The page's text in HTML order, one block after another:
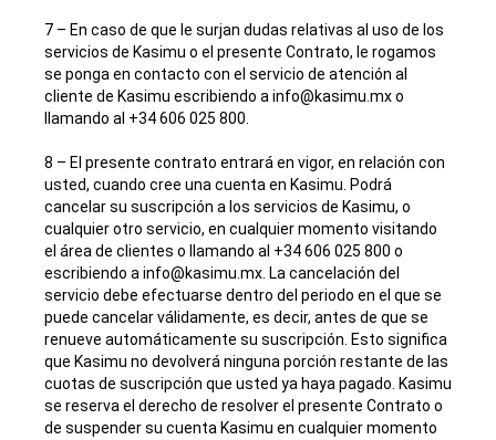
7 – En caso de que le surjan dudas relativas al uso de los
servicios de Kasimu o el presente Contrato, le rogamos
se ponga en contacto con el servicio de atención al
cliente de Kasimu escribiendo a info@kasimu.mx o
llamando al +34 606 025 800.
8 – El presente contrato entrará en vigor, en relación con
usted, cuando cree una cuenta en Kasimu. Podrá
cancelar su suscripción a los servicios de Kasimu, o
cualquier otro servicio, en cualquier momento visitando
el área de clientes o llamando al +34 606 025 800 o
escribiendo a info@kasimu.mx. La cancelación del
servicio debe efectuarse dentro del periodo en el que se
puede cancelar válidamente, es decir, antes de que se
renueve automáticamente su suscripción. Esto significa
que Kasimu no devolverá ninguna porción restante de las
cuotas de suscripción que usted ya haya pagado. Kasimu
se reserva el derecho de resolver el presente Contrato o
de suspender su cuenta Kasimu en cualquier momento